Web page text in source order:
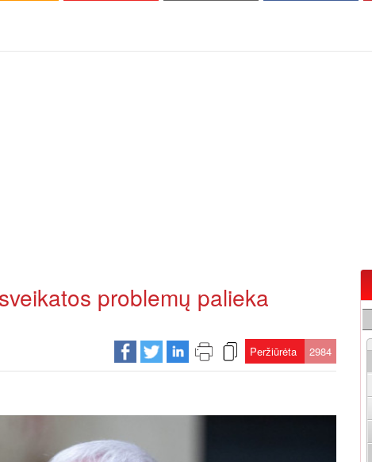
problemų palieka
Peržiūrėta 2984